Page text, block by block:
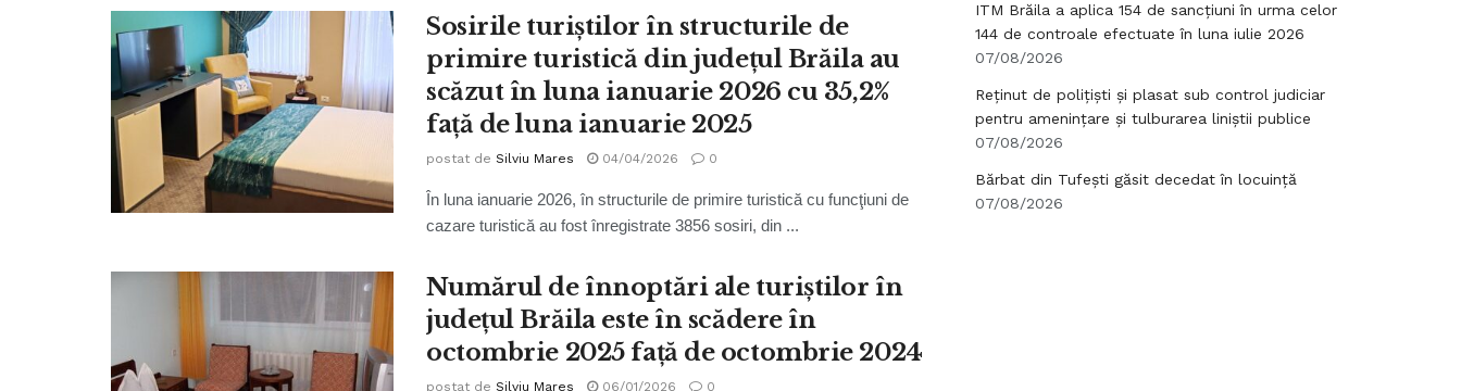
Sosirile turiștilor în structurile de
primire turistică din judeţul Brăila au
scăzut în luna ianuarie 2026 cu 35,2%
faţă de luna ianuarie 2025
postat de Silviu Mares 04/04/2026 0
În luna ianuarie 2026, în structurile de primire turistică cu funcţiuni de
cazare turistică au fost înregistrate 3856 sosiri, din ...
Numărul de înnoptări ale turiștilor în
județul Brăila este în scădere în
octombrie 2025 față de octombrie 2024
postat de Silviu Mares 06/01/2026 0
ITM Brăila a aplica 154 de sancțiuni în urma celor
144 de controale efectuate în luna iulie 2026
07/08/2026
Reținut de polițiști și plasat sub control judiciar
pentru amenințare și tulburarea liniștii publice
07/08/2026
Bărbat din Tufești găsit decedat în locuință
07/08/2026